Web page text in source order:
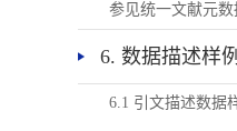
参见统一文献元
6. 数据描述样
6.1 引文描述数据